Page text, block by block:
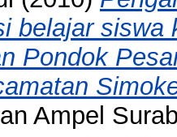
belajar
Pondok
Ampel